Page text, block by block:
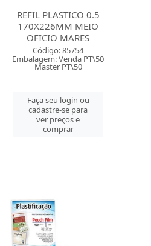
REFIL PLASTICO 0.5
170X226MM MEIO
OFICIO MARES
Código: 85754
Embalagem: Venda PT\50
Master PT\50
Faça seu login ou
cadastre-se para
ver preços e
comprar